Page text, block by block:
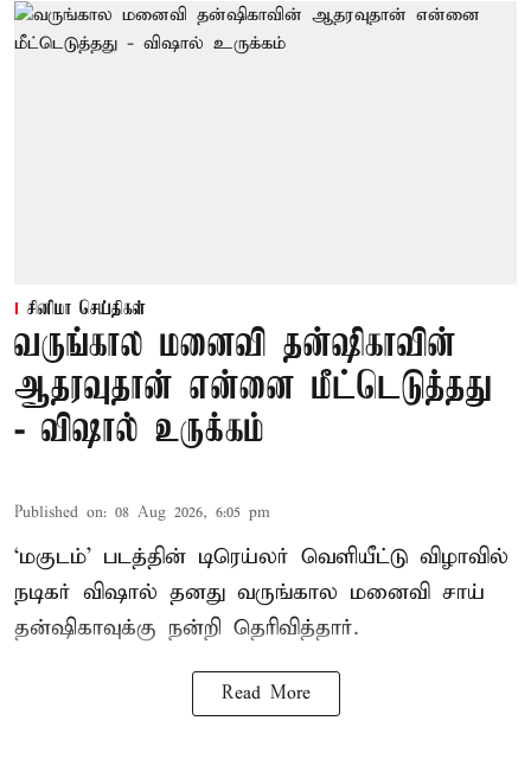
சினிமா செய்திகள்
வருங்கால மனைவி தன்ஷிகாவின்
ஆதரவுதான் என்னை மீட்டெடுத்தது
- விஷால் உருக்கம்
Published on: 08 Aug 2026, 6:05 pm
‘மகுடம்’ படத்தின் டிரெய்லர் வெளியீட்டு விழாவில்
நடிகர் விஷால் தனது வருங்கால மனைவி சாய்
தன்ஷிகாவுக்கு நன்றி தெரிவித்தார்.
Read More